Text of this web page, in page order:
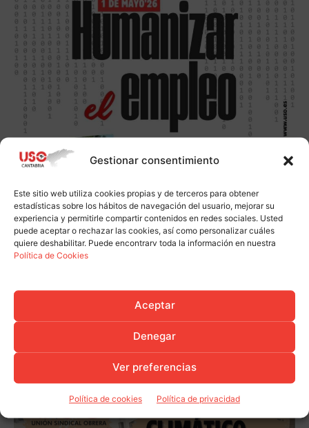
Gestionar consentimiento
Este sitio web utiliza cookies propias y de terceros para obtener
estadísticas sobre los hábitos de navegación del usuario, mejorar su
experiencia y permitirle compartir contenidos en redes sociales. Usted
puede aceptar o rechazar las cookies, así como personalizar cuáles
quiere deshabilitar. Puede encontrarv toda la información en nuestra
Política de Cookies
Aceptar
Denegar
Ver preferencias
Política de cookies Política de privacidad